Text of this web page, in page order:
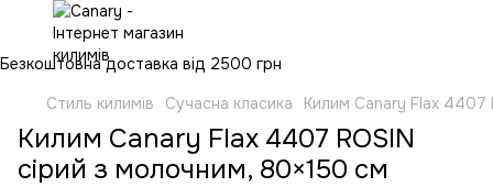
Безкоштовна доставка від 2500 грн
Стиль килимів
Сучасна класика Килим Canary Flax 4407
Килим Canary Flax 4407 ROSIN
сірий з молочним, 80×150 см